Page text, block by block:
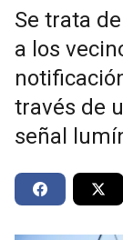
Se trata
a los
través de
señal